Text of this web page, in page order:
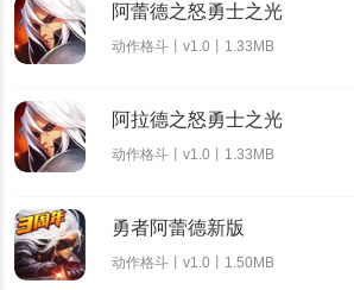
阿蕾德之怒勇士之光
动作格斗丨v1.0丨1.33MB
阿拉德之怒勇士之光
动作格斗丨v1.0丨1.33MB
勇者阿蕾德新版
动作格斗丨v1.0丨1.50MB